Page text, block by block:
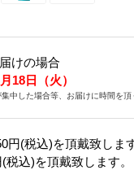
けの場合
18日（火）
中した場合等、お届けに時間を頂
円(税込)を頂戴致しま
込)を頂戴致します。